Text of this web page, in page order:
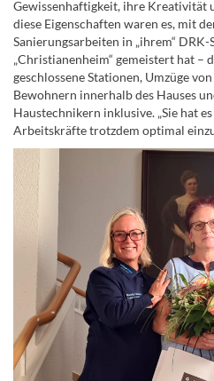
Gewissenhaftigkeit, ihre Kreativität
diese Eigenschaften waren es, mit
Sanierungsarbeiten in „ihrem“
„Christianenheim“ gemeistert hat
geschlossene Stationen, Umzüge
Bewohnern innerhalb des Hauses
Haustechnikern inklusive. „Sie hat
Arbeitskräfte trotzdem optimal